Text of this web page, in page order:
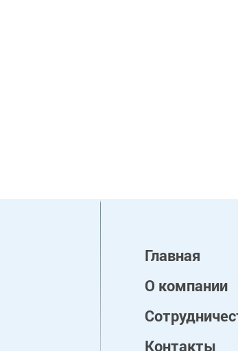
Главная
О компании
Контакты